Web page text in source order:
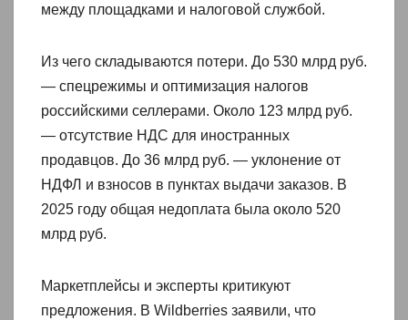
между площадками и налоговой службой.
Из чего складываются потери. До 530 млрд руб.
— спецрежимы и оптимизация налогов
российскими селлерами. Около 123 млрд руб.
— отсутствие НДС для иностранных
продавцов. До 36 млрд руб. — уклонение от
НДФЛ и взносов в пунктах выдачи заказов. В
2025 году общая недоплата была около 520
млрд руб.
Маркетплейсы и эксперты критикуют
предложения. В Wildberries заявили, что